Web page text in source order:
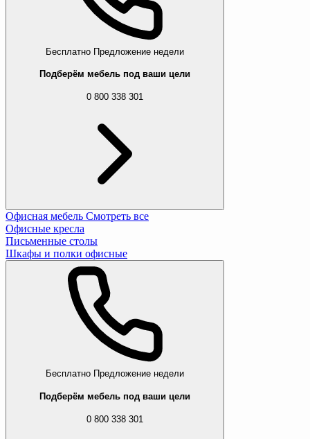
Бесплатно Предложение недели
Подберём мебель под ваши цели
0 800 338 301
Офисная мебель Смотреть все
Офисные кресла
Письменные столы
Шкафы и полки офисные
Бесплатно Предложение недели
Подберём мебель под ваши цели
0 800 338 301